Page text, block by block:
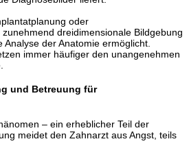
oder
dreidimensionale Bildgebung
der Anatomie ermöglicht.
immer häufiger den unangenehmen
und Betreuung für
– ein erheblicher Teil der
meidet den Zahnarzt aus Angst, teils